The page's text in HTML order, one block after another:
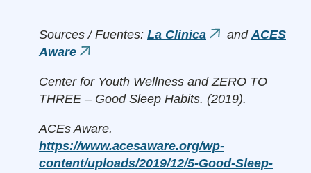
Sources / Fuentes: La Clinica (linkandACES
Aware (link
external)
Center for Youth Wellness and ZERO TO
THREE – Good Sleep Habits. (2019).
ACEs Aware.
https://www.acesaware.org/wp-
content/uploads/2019/12/5-Good-Sleep-